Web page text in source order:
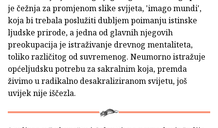
je čežnja za promjenom slike svjjeta, 'imago mundi',
koja bi trebala poslužiti dubljem poimanju istinske
ljudske prirode, a jedna od glavnih njegovih
preokupacija je istraživanje drevnog mentaliteta,
toliko različitog od suvremenog. Neumorno istražuje
općeljudsku potrebu za sakralnim koja, premda
živimo u radikalno desakraliziranom svijetu, još
uvijek nije iščezla.